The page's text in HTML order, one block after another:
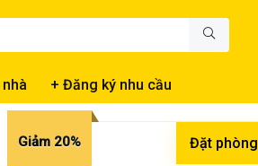
+ Đăng ký nhu cầu
Giảm 20% Đặt phòng